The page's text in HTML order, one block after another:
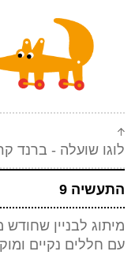
לוגו שועלה - ברנד
התעשיה 9
מיתוג לבניין
עם חללים נקיים